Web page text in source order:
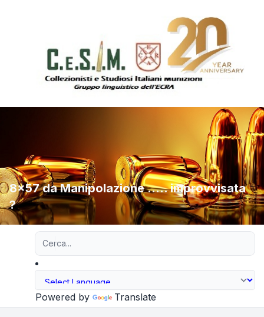
8x57 da Manipolazione ..... improvvisata
?
Powered by Translate